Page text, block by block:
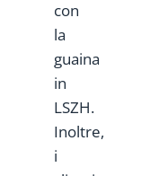
con
la
guaina
in
LSZH.
Inoltre,
i